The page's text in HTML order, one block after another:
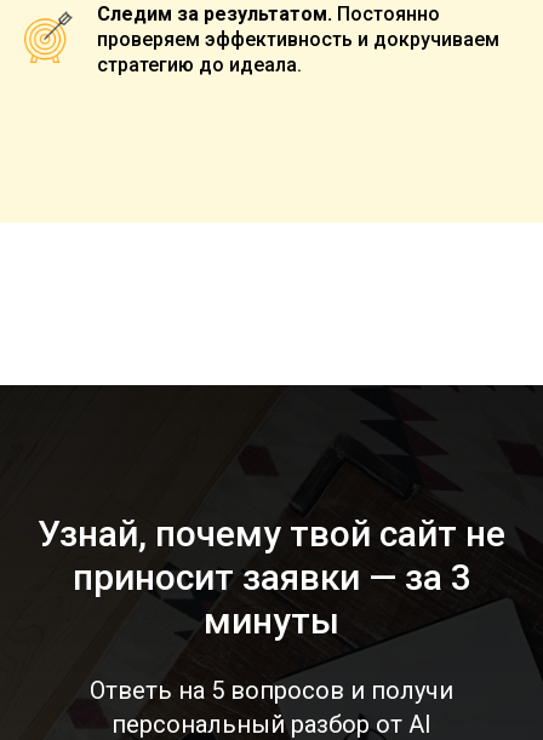
Следим за результатом. Постоянно
проверяем эффективность и докручиваем
стратегию до идеала.
Узнай, почему твой сайт не
приносит заявки — за 3
минуты
Ответь на 5 вопросов и получи
персональный разбор от AI